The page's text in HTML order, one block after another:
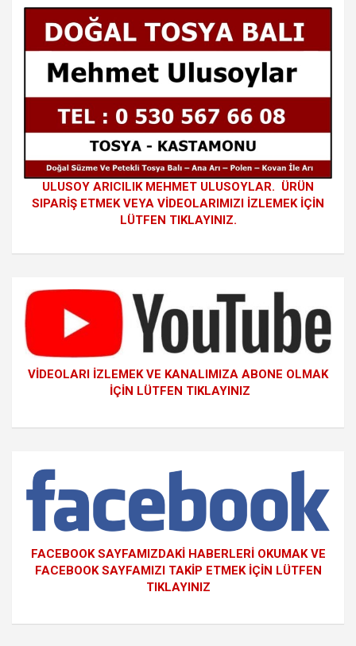
ULUSOY ARICILIK MEHMET ULUSOYLAR. ÜRÜN
SIPARİŞ ETMEK VEYA VİDEOLARIMIZI İZLEMEK İÇİN
LÜTFEN TIKLAYINIZ.
VİDEOLARI İZLEMEK VE KANALIMIZA ABONE OLMAK
İÇİN LÜTFEN TIKLAYINIZ
FACEBOOK SAYFAMIZDAKİ HABERLERİ OKUMAK VE
FACEBOOK SAYFAMIZI TAKİP ETMEK İÇİN LÜTFEN
TIKLAYINIZ